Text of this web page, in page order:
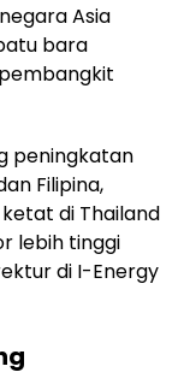
Asia
bara
peningkatan
Filipina,
di Thailand
lebih tinggi
di I-Energy